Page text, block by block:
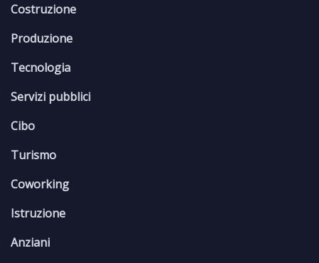
Costruzione
Produzione
Tecnologia
Servizi pubblici
Cibo
Turismo
Coworking
Istruzione
Anziani